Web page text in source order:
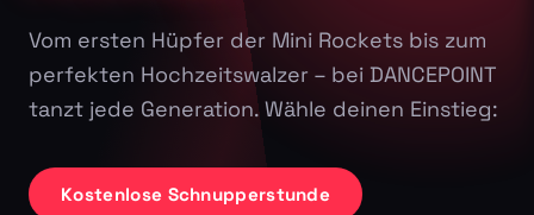
Vom ersten Hüpfer der Mini Rockets bis zum
perfekten Hochzeitswalzer – bei DANCEPOINT
tanzt jede Generation. Wähle deinen Einstieg:
Kostenlose Schnupperstunde